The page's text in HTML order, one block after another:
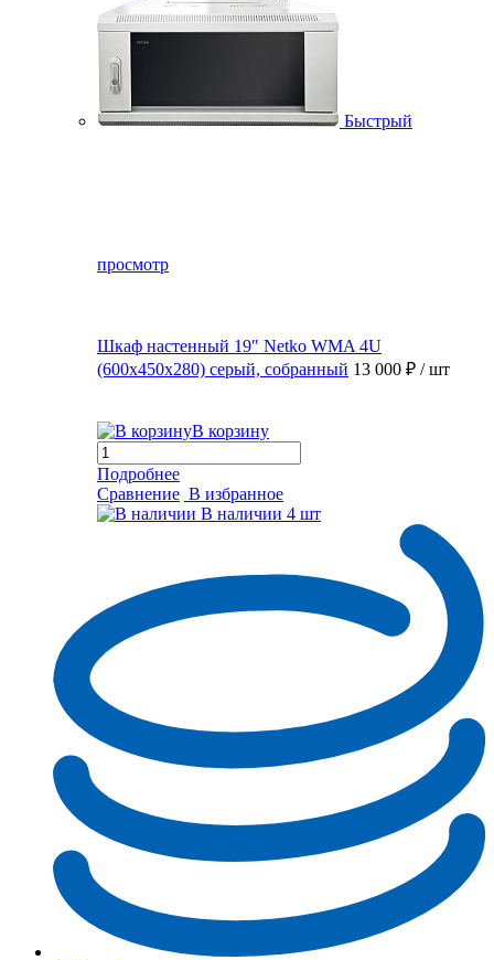
Быстрый
просмотр
Шкаф настенный 19″ Netko WMA 4U
(600x450x280) серый, собранный 13 000 ₽ / шт
В корзину
Подробнее
Сравнение В избранное
В наличии 4 шт